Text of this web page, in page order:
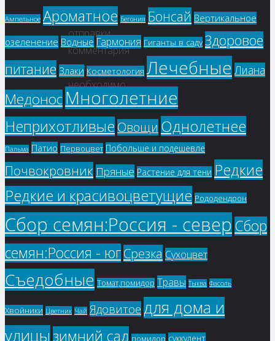
Для
отправки
комментария
вам
необходимо
авторизоваться.
Ампельное Ароматное Бегония Бонсай Вертикальное
озеленение Водные Гармония Гиганты в саду Здоровое
питание Злаки Косметология Лечебные Лиана
МедоносМноголетние
Неприхотливые Овощи Однолетнее
Пальма Патио Первоцвет Побольше и подешевле
Почвокровник Пряные Растение для тени Редкие
Редкие и красивоцветущие Рододендрон
Сбор семян:Россия - северСбор
семян:Россия - югСрезка Сухоцвет
Съедобные Томат,помидор Травы Тыква Фасоль
Хвойники Цветник Чай Ядовитое для дома и
улицызимний сад помидор суккулент